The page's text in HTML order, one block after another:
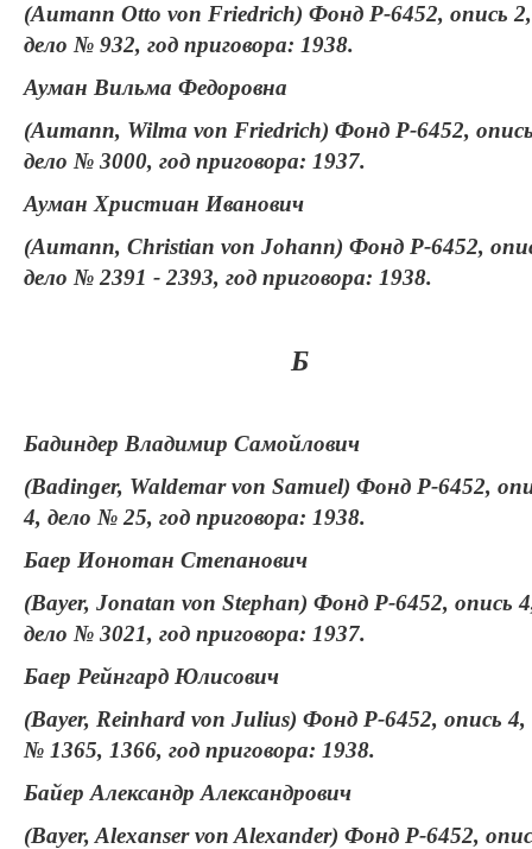
(Aumann Otto von Friedrich) Фонд Р-6452, опись 2,
дело № 932, год приговора: 1938.
Ауман Вильма Федоровна
(Aumann, Wilma von Friedrich) Фонд Р-6452,
дело № 3000, год приговора: 1937.
Ауман Христиан Иванович
(Aumann, Christian von Johann) Фонд Р-6452,
дело № 2391 - 2393, год приговора: 1938.
Б
Бадиндер Владимир Самойлович
(Badinger, Waldemar von Samuel) Фонд Р-6452,
4, дело № 25, год приговора: 1938.
Баер Ионотан Степанович
(Bayer, Jonatan von Stephan) Фонд Р-6452, опись
дело № 3021, год приговора: 1937.
Баер Рейнгард Юлисович
(Bayer, Reinhard von Julius) Фонд Р-6452, опись 4,
№ 1365, 1366, год приговора: 1938.
Байер Александр Александрович
(Bayer, Alexanser von Alexander) Фонд Р-6452,